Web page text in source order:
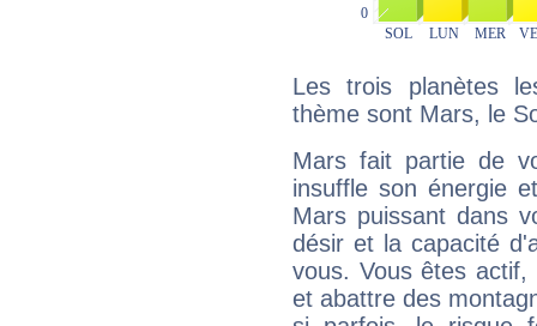
Les trois planètes
thème sont Mars, le
Mars fait partie de
insuffle son énergie
Mars puissant dans
désir et la capacité
vous. Vous êtes
et abattre des